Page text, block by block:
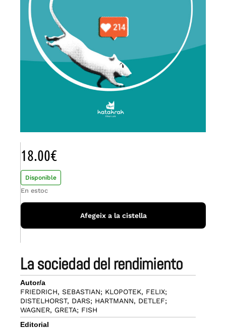
la sociedad del rendimiento
Autor/a
FRIEDRICH, SEBASTIAN; KLOPOTEK, FELIX;
DISTELHORST, DARS; HARTMANN, DETLEF;
WAGNER, GRETA; FISH
Editorial
18.00€
Disponible
En estoc
Afegeix a la cistella